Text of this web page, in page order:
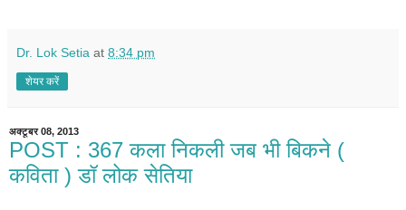
Dr. Lok Setia at 8:34 pm
शेयर करें
अक्टूबर 08, 2013
POST : 367 कला निकली जब भी बिकने (
कविता ) डॉ लोक सेतिया